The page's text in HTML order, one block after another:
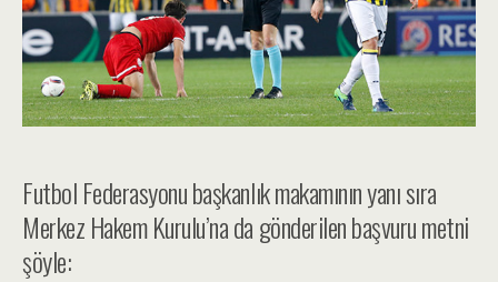
Futbol Federasyonu başkanlık makamının yanı sıra
Merkez Hakem Kurulu’na da gönderilen başvuru metni
şöyle: